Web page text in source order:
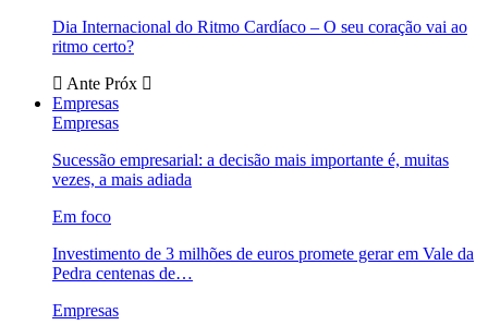
Dia Internacional do Ritmo Cardíaco – O seu coração vai ao
ritmo certo?
Ante Próx
Empresas
Empresas
Sucessão empresarial: a decisão mais importante é, muitas
vezes, a mais adiada
Em foco
Investimento de 3 milhões de euros promete gerar em Vale da
Pedra centenas de…
Empresas